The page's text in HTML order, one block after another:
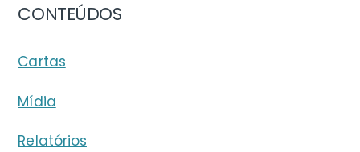
CONTEÚDOS
Cartas
Mídia
Relatórios